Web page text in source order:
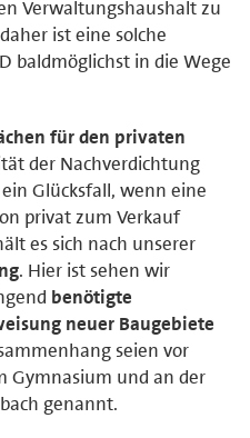
Verwaltungshaushalt zu
ist eine solche
baldmöglichst in die Wege
für den privaten
der Nachverdichtung
Glücksfall, wenn eine
privat zum Verkauf
es sich nach unserer
. Hier ist sehen wir
benötigte
neuer Baugebiete
seien vor
Gymnasium und an der
genannt.